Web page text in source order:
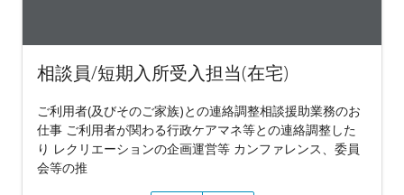
相談員/短期入所受入担当(在宅)
ご利用者(及びそのご家族)との連絡調整相談援助業務のお
仕事 ご利用者が関わる行政ケアマネ等との連絡調整した
り レクリエーションの企画運営等 カンファレンス、委員
会等の推